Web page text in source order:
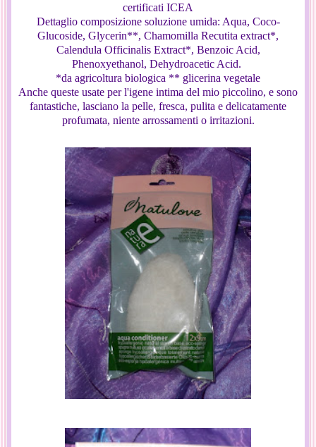
certificati ICEA
Dettaglio composizione soluzione umida: Aqua, Coco-
Glucoside, Glycerin**, Chamomilla Recutita extract*,
Calendula Officinalis Extract*, Benzoic Acid,
Phenoxyethanol, Dehydroacetic Acid.
*da agricoltura biologica ** glicerina vegetale
Anche queste usate per l'igene intima del mio piccolino, e sono
fantastiche, lasciano la pelle, fresca, pulita e delicatamente
profumata, niente arrossamenti o irritazioni.